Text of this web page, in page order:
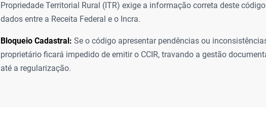
Propriedade Territorial Rural (ITR) exige a informação correta deste
dados entre a Receita Federal e o Incra.
Bloqueio Cadastral: Se o código apresentar pendências ou
proprietário ficará impedido de emitir o CCIR, travando a gestão
até a regularização.